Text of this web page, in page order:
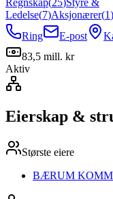
Ledelse(7)Aksjonærer(1)
Ring
E-post
83,5 mill. kr
Aktiv
Eierskap &
Største eiere
BÆRUM